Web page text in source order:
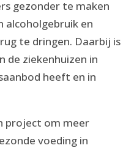
gezonder te maken
alcoholgebruik en
te dringen. Daarbij is
de ziekenhuizen in
heeft en in
project om meer
voeding in